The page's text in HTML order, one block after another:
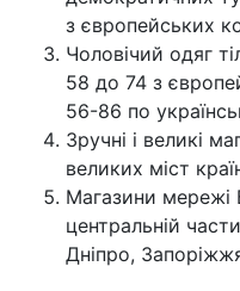
з європейських
Чоловічий одяг
58 до 74 з
56-86 по
Зручні і великі
великих міст
Магазини мережі
центральній
Дніпро,